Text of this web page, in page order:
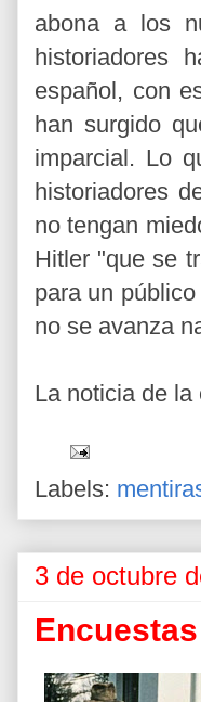
abona a los
historiadores
español, con
han surgido
imparcial. Lo
historiadores
no tengan
Hitler "que se
para un
no se avanza
La noticia de
Labels:
3 de octubre